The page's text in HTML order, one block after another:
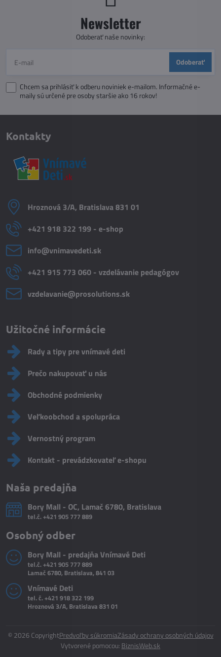
Newsletter
Odoberať naše novinky:
Odoberať
Chcem sa prihlásiť k odberu noviniek e-mailom. Informačné e-
maily sú určené pre osoby staršie ako 16 rokov!
Kontakty
Hroznová 3/A, Bratislava 831 01
+421 918 322 199 - e-shop
info​@vnimavedeti​.sk
+421 915 773 060 - vzdelávanie pedagógov
vzdelavanie​@prosolutions​.sk
Užitočné informácie
Rady a tipy pre vnímavé deti
Prečo nakupovať u nás
Obchodné podmienky
Veľkoobchod a spolupráca
Vernostný program
Kontakt - prevádzkovateľ e-shopu
Naša predajňa
Bory Mall - OC, Lamač 6780, Bratislava
tel.č.+421 905 777 889
Osobný odber
Bory Mall - predajňa Vnímavé Deti
tel.č.+421 905 777 889
Lamač 6780, Bratislava, 841 03
Vnímavé Deti
tel. č.+421 918 322 199
Hroznová 3/A, Bratislava 831 01
© 2026 CopyrightPredvoľby súkromiaZásady ochrany osobných údajov
Vytvorené pomocou: BiznisWeb.sk